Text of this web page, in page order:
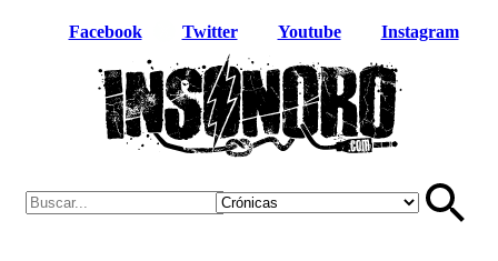
Facebook Twitter Youtube Instagram